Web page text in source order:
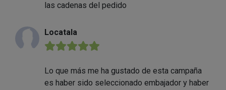
las cadenas del pedido
Locatala
★★★★★
Lo que más me ha gustado de esta campaña
es haber sido seleccionado embajador y haber